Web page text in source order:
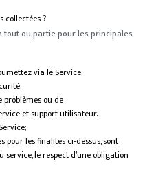
collectées ?
tout ou partie pour les principales
via le Service;
problèmes ou de
et support utilisateur.
pour les finalités ci-dessus, sont
service, le respect d’une obligation